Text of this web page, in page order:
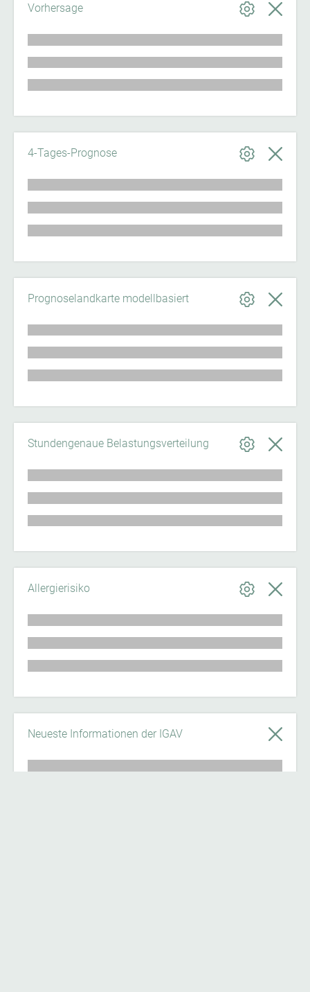
Vorhersage
4-Tages-Prognose
Prognoselandkarte modellbasiert
Stundengenaue Belastungsverteilung
Allergierisiko
Neueste Informationen der IGAV